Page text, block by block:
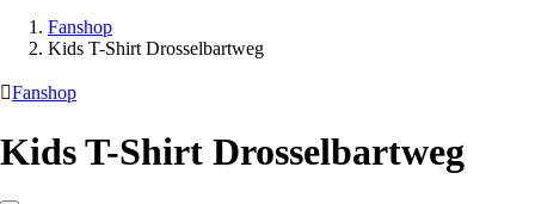
Fanshop
Kids T-Shirt Drosselbartweg
Fanshop
Kids T-Shirt Drosselbartweg